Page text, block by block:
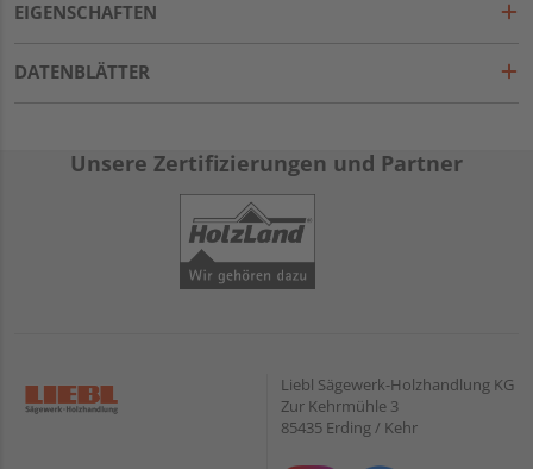
EIGENSCHAFTEN
DATENBLÄTTER
Unsere Zertifizierungen und Partner
Liebl Sägewerk-Holzhandlung KG
Zur Kehrmühle 3
85435 Erding / Kehr